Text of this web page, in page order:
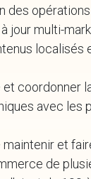
des
jour multi-
localisés
et coordonner
avec les
et
de